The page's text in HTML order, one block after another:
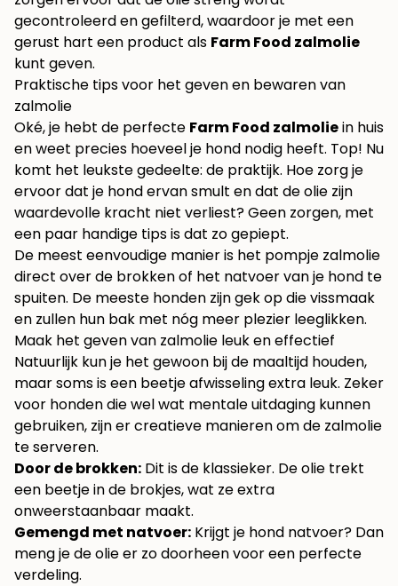
gecontroleerd en gefilterd, waardoor je met een
gerust hart een product als Farm Food zalmolie
kunt geven.
Praktische tips voor het geven en bewaren van
zalmolie
Oké, je hebt de perfecte Farm Food zalmoliein huis
en weet precies hoeveel je hond nodig heeft. Top! Nu
komt het leukste gedeelte: de praktijk. Hoe zorg je
ervoor dat je hond ervan smult en dat de olie zijn
waardevolle kracht niet verliest? Geen zorgen, met
een paar handige tips is dat zo gepiept.
De meest eenvoudige manier is het pompje zalmolie
direct over de brokken of het natvoer van je hond te
spuiten. De meeste honden zijn gek op die vissmaak
en zullen hun bak met nóg meer plezier leeglikken.
Maak het geven van zalmolie leuk en effectief
Natuurlijk kun je het gewoon bij de maaltijd houden,
maar soms is een beetje afwisseling extra leuk. Zeker
voor honden die wel wat mentale uitdaging kunnen
gebruiken, zijn er creatieve manieren om de zalmolie
te serveren.
Door de brokken: Dit is de klassieker. De olie trekt
een beetje in de brokjes, wat ze extra
onweerstaanbaar maakt.
Gemengd met natvoer: Krijgt je hond natvoer? Dan
meng je de olie er zo doorheen voor een perfecte
verdeling.